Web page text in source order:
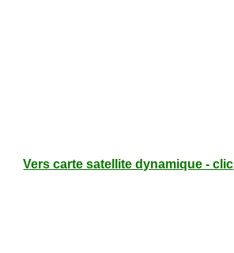
Vers carte satellite dynamique - clic